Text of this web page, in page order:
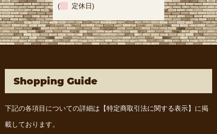
( 定休日)
Shopping Guide
下記の各項目についての詳細は 【特定商取引法に関する表示】 に掲
載しております。